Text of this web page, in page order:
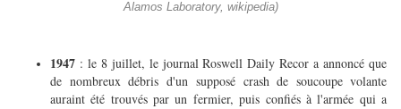
Alamos Laboratory, wikipedia)
1947 : le 8 juillet, le journal Roswell Daily Recor a annoncé que
de nombreux débris d'un supposé crash de soucoupe volante
auraint été trouvés par un fermier, puis confiés à l'armée qui a